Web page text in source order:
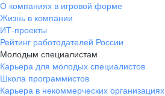
О компаниях в игровой форме
Жизнь в компании
ИТ-проекты
Рейтинг работодателей России
Молодым специалистам
Карьера для молодых специалистов
Школа программистов
Карьера в некоммерческих организациях